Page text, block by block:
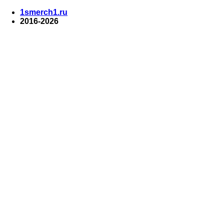
1smerch1.ru
2016-2026